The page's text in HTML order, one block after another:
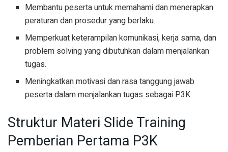
Membantu peserta untuk memahami dan menerapkan
peraturan dan prosedur yang berlaku.
Memperkuat keterampilan komunikasi, kerja sama, dan
problem solving yang dibutuhkan dalam menjalankan
tugas.
Meningkatkan motivasi dan rasa tanggung jawab
peserta dalam menjalankan tugas sebagai P3K.
Struktur Materi Slide Training
Pemberian Pertama P3K